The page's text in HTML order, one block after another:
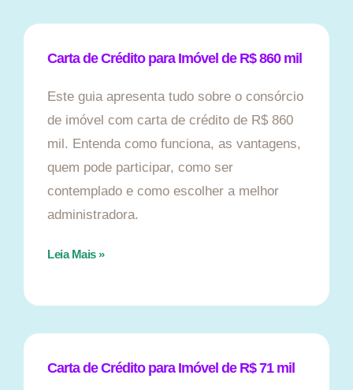
Carta de Crédito para Imóvel de R$ 860 mil
Este guia apresenta tudo sobre o consórcio
de imóvel com carta de crédito de R$ 860
mil. Entenda como funciona, as vantagens,
quem pode participar, como ser
contemplado e como escolher a melhor
administradora.
Leia Mais »
Carta de Crédito para Imóvel de R$ 71 mil